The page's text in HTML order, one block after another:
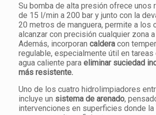
Su bomba de alta presión ofrece unos
de 15 l/min a 200 bar y junto con la
20 metros de manguera, permite a los
alcanzar con precisión cualquier zona a
Además, incorporan calderacon
regulable, especialmente útil en tareas
agua caliente para eliminar suciedad
más resistente.
Uno de los cuatro hidrolimpiadores
incluye un sistema de arenado,
intervenciones en superficies donde